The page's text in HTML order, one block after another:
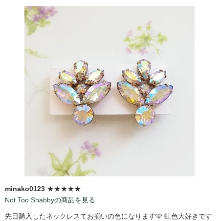
minako0123 ★★★★★
Not Too Shabbyの商品を見る
先日購入したネックレスてお揃いの色になります🩵 虹色大好きです